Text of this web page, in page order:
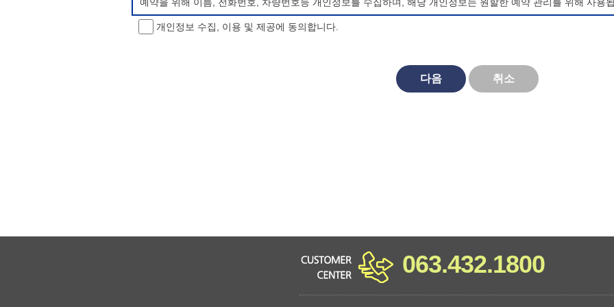
개인정보 처리방침 변경
개인정보 수집, 이용 및 제공에 동의합니다.
다음 취소
063.432.1800